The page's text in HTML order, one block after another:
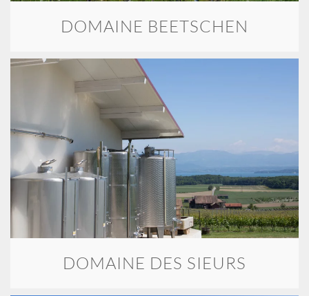
DOMAINE BEETSCHEN
DOMAINE DES SIEURS